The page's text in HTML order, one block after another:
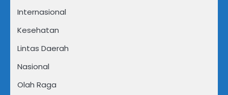
Internasional
Kesehatan
Lintas Daerah
Nasional
Olah Raga